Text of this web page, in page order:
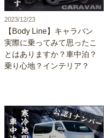
2023/12/23
【Body Line】キャラバン
実際に乗ってみて思ったこ
とはありますか？車中泊？
乗り心地？インテリア？